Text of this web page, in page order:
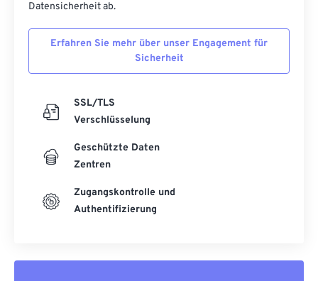
Datensicherheit ab.
Erfahren Sie mehr über unser Engagement für
Sicherheit
SSL/TLS
Verschlüsselung
Geschützte Daten
Zentren
Zugangskontrolle und
Authentifizierung